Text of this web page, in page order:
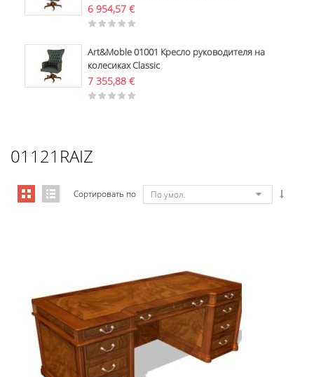
6 954,57 €
Art&Moble 01001 Кресло руководителя на
колесиках Classic
7 355,88 €
01121RAIZ
Сортировать по По умол.